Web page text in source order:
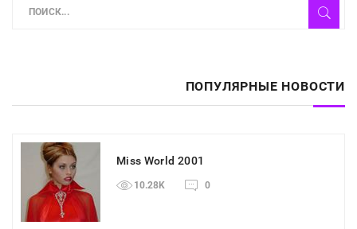
ПОПУЛЯРНЫЕ НОВОСТИ
Miss World 2001
10.28K 0